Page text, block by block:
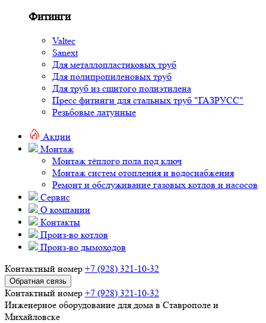
Фитинги
Valtec
Sanext
Для металлопластиковых труб
Для полипропиленовых труб
Для труб из сшитого полиэтилена
Пресс фитинги для стальных труб "ГАЗРУСС"
Резьбовые латунные
Акции
Монтаж
Монтаж тёплого пола под ключ
Монтаж систем отопления и водоснабжения
Ремонт и обслуживание газовых котлов и насосов
Сервис
О компании
Контакты
Произ-во котлов
Произ-во дымоходов
Контактный номер +7 (928) 321-10-32
Обратная связь
Контактный номер +7 (928) 321-10-32
Инженерное оборудование для дома в Ставрополе и
Михайловске